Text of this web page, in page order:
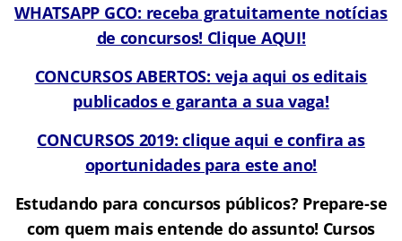
WHATSAPP GCO: receba gratuitamente notícias
de concursos! Clique AQUI!
CONCURSOS ABERTOS: veja aqui os editais
publicados e garanta a sua vaga!
CONCURSOS 2019: clique aqui e confira as
oportunidades para este ano!
Estudando para concursos públicos? Prepare-se
com quem mais entende do assunto! Cursos